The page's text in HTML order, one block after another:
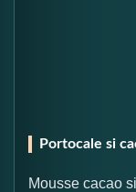
Portocale si
Mousse cacao